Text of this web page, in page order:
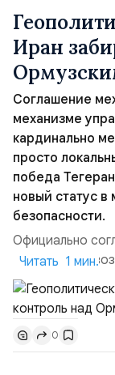
Иран
Соглашение
механизме
кардинально
просто
победа
новый статус в
безопасности.
Официально
пункты — это
скорее всего
тезисы и
доли контроля
50/50. Стало:
Читать 1 мин.
0